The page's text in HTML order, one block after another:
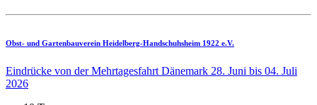
Obst- und Gartenbauverein Heidelberg-Handschuhsheim 1922 e.V.
Eindrücke von der Mehrtagesfahrt Dänemark 28. Juni bis 04. Juli
2026